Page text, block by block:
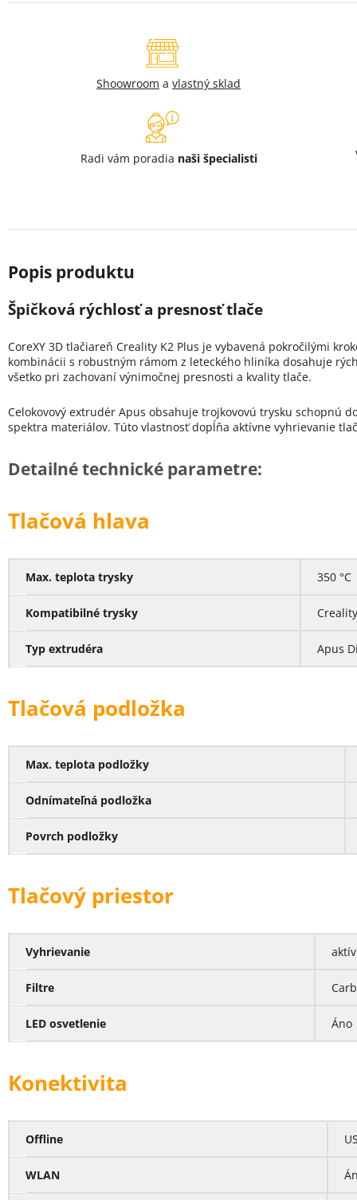
Shoowroom a vlastný sklad
Radi vám poradia naši špecialisti
Špičková rýchlosť a presnosť tlače
CoreXY 3D tlačiareň Creality K2 Plus je vybavená pokročilými
kombinácii s robustným rámom z leteckého hliníka dosahuje
všetko pri zachovaní výnimočnej presnosti a kvality tlače.
Celokovový extrudér Apus obsahuje trojkovovú trysku schopnú
spektra materiálov. Túto vlastnosť dopĺňa aktívne vyhrievanie
Detailné technické parametre:
Tlačová hlava
Max. teplota trysky 350 °C
Kompatibilné trysky
Typ extrudéra Apus
Tlačová podložka
Max. teplota podložky
Odnímateľná podložka
Povrch podložky
Tlačový priestor
Vyhrievanie
Filtre
LED osvetlenie Áno
Konektivita
Offline
WLAN